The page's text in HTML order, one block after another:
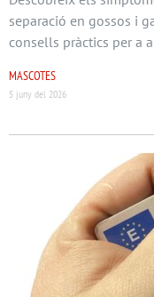
separació en gossos i
consells pràctics per a
MASCOTES
5 juny del 2026